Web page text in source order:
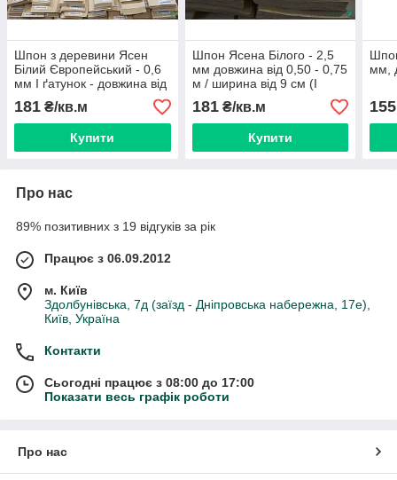
Шпон з деревини Ясен
Білий Європейський - 0,6
мм I ґатунок - довжина від
2,1 до 3.80 м / ширина від
10 см+
181 ₴/кв.м
Купити
Шпон Ясена Білого - 2,5
мм довжина від 0,50 - 0,75
м / ширина від 9 см (I
ґатунок)
181₴/кв.м
Купити
мм,
155
Про нас
89% позитивних з 19 відгуків за рік
Працює з 06.09.2012
м. Київ
Здолбунівська, 7д (заїзд - Дніпровська набережна, 17е),
Київ, Україна
Контакти
Сьогодні працює з 08:00 до 17:00
Показати весь графік роботи
Про нас